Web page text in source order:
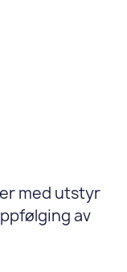
med utstyr
av